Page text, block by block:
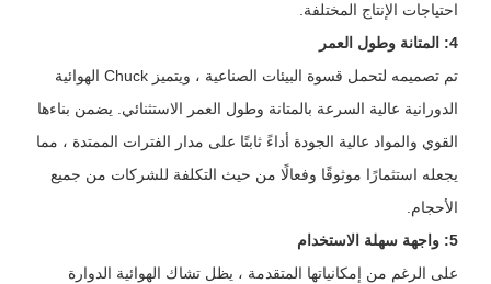
احتياجات الإنتاج المختلفة.
4: المتانة وطول العمر
تم تصميمه لتحمل قسوة البيئات الصناعية ، ويتميز Chuck الهوائية
الدورانية عالية السرعة بالمتانة وطول العمر الاستثنائي. يضمن بناءها
القوي والمواد عالية الجودة أداءً ثابتًا على مدار الفترات الممتدة ، مما
يجعله استثمارًا موثوقًا وفعالًا من حيث التكلفة للشركات من جميع
الأحجام.
5: واجهة سهلة الاستخدام
على الرغم من إمكانياتها المتقدمة ، يظل تشاك الهوائية الدوارة